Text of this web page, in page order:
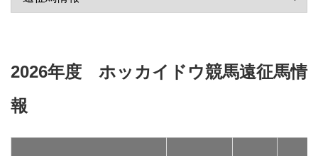
2026年度 ホッカイドウ競馬遠征馬情
報